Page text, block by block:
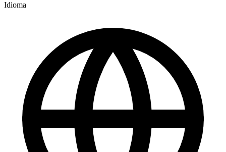
Idioma